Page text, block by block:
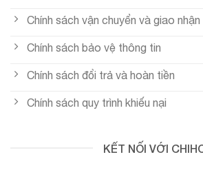
Chính sách vận chuyển và giao nhận
Chính sách bảo vệ thông tin
Chính sách đổi trả và hoàn tiền
Chính sách quy trình khiếu nại
KẾT NỐI VỚI